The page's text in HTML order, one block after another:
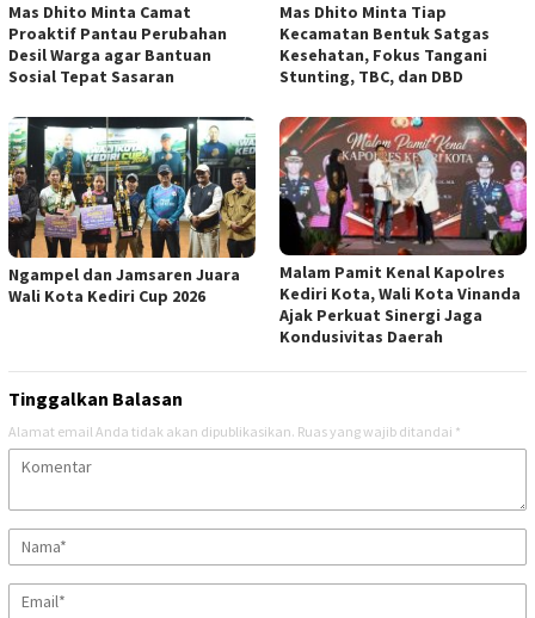
Mas Dhito Minta Camat
Proaktif Pantau Perubahan
Desil Warga agar Bantuan
Sosial Tepat Sasaran
Mas Dhito Minta Tiap
Kecamatan Bentuk Satgas
Kesehatan, Fokus Tangani
Stunting, TBC, dan DBD
Ngampel dan Jamsaren Juara
Wali Kota Kediri Cup 2026
Malam Pamit Kenal Kapolres
Kediri Kota, Wali Kota Vinanda
Ajak Perkuat Sinergi Jaga
Kondusivitas Daerah
Tinggalkan Balasan
Alamat email Anda tidak akan dipublikasikan. Ruas yang wajib ditandai *